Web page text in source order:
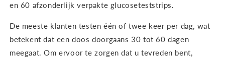
en 60 afzonderlijk verpakte glucoseteststrips.
De meeste klanten testen één of twee keer per dag, wat
betekent dat een doos doorgaans 30 tot 60 dagen
meegaat. Om ervoor te zorgen dat u tevreden bent,